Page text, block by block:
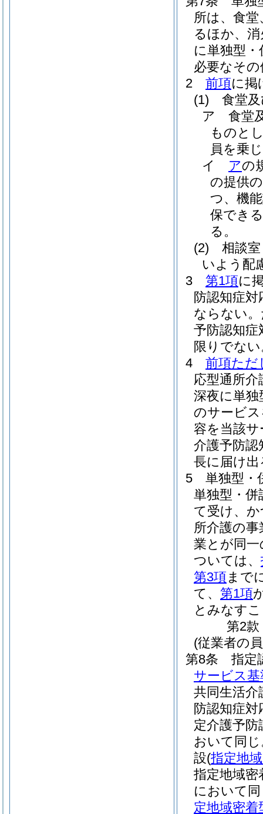
所は、食
るほか、
に単独型
必要なそ
2
前項に掲
(1)
食堂
ア
食堂
ものと
員を乗
イ
アの
の提供
つ、機
保でき
る。
(2)
相談
いよう配
3
第1項に
防認知症
ならない。
予防認知
限りでな
4
前項ただ
応型通所介
深夜に単独
のサービ
容を当該
介護予防認
長に届け
5
単独型・
単独型・併
て受け、
所介護の
業とが同
ついては、
第3項 まで
て、 第1項
とみなす
第2款
(従業者の
第8条
指定
サービス
共同生活介
防認知症
定介護予
おいて同じ
設(指定地
指定地域密
において
定地域密